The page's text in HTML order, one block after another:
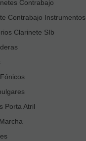
Contrabajo Instrumentos
Clarinete SIb
Porta Atril